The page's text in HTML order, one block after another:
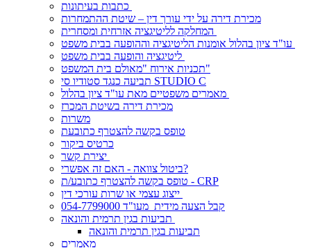
מכירת דירה על ידי עורך דין – שיטת ההתמחרות
תכניות אירוח "מאולם בית המשפט"
תביעה כנגד סטודיו סי STUDIO C
מכירת דירה בשיטת המכרז
משרות
טופס בקשה להצטרף כתובעת
כרטיס ביקור
ביטול צוואה - האם זה אפשרי?
טופס בקשה להצטרף כתובע/ת - CRP
קבל הצעה מידית מעו"ד 054-7799000
תביעות בגין תרמית והונאה
תביעות בגין תרמית והונאה
מאמרים